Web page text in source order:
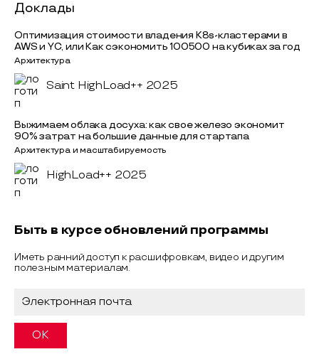
Доклады
Оптимизация стоимости владения K8s-кластерами в
AWS и YC, или Как сэкономить 100500 на кубиках за год
Архитектура
Saint HighLoad++ 2025
Выжимаем облака досуха: как свое железо экономит
90% затрат на большие данные для стартапа
Архитектура и масштабируемость
HighLoad++ 2025
Быть в курсе обновлений программы
Иметь ранний доступ к расшифровкам, видео и другим
полезным материалам.